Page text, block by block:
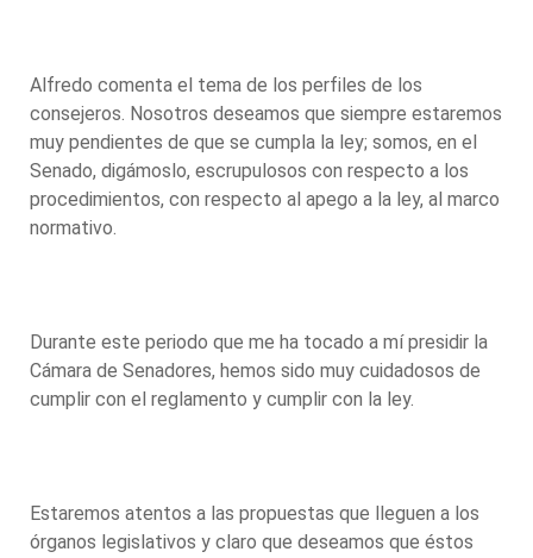
Alfredo comenta el tema de los perfiles de los
consejeros. Nosotros deseamos que siempre estaremos
muy pendientes de que se cumpla la ley; somos, en el
Senado, digámoslo, escrupulosos con respecto a los
procedimientos, con respecto al apego a la ley, al marco
normativo.
Durante este periodo que me ha tocado a mí presidir la
Cámara de Senadores, hemos sido muy cuidadosos de
cumplir con el reglamento y cumplir con la ley.
Estaremos atentos a las propuestas que lleguen a los
órganos legislativos y claro que deseamos que éstos